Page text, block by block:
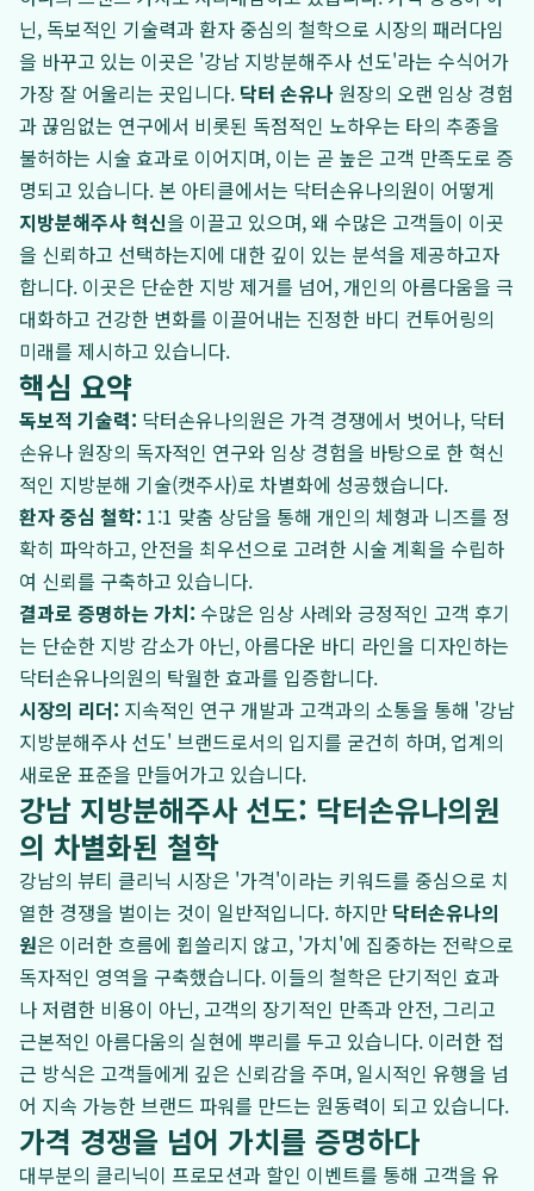
닌, 독보적인 기술력과 환자 중심의 철학으로 시장의 패러다임
을 바꾸고 있는 이곳은 '강남 지방분해주사 선도'라는 수식어가
가장 잘 어울리는 곳입니다. 닥터 손유나 원장의 오랜 임상 경험
과 끊임없는 연구에서 비롯된 독점적인 노하우는 타의 추종을
불허하는 시술 효과로 이어지며, 이는 곧 높은 고객 만족도로 증
명되고 있습니다. 본 아티클에서는 닥터손유나의원이 어떻게
지방분해주사 혁신을 이끌고 있으며, 왜 수많은 고객들이 이곳
을 신뢰하고 선택하는지에 대한 깊이 있는 분석을 제공하고자
합니다. 이곳은 단순한 지방 제거를 넘어, 개인의 아름다움을 극
대화하고 건강한 변화를 이끌어내는 진정한 바디 컨투어링의
미래를 제시하고 있습니다.
핵심 요약
독보적 기술력: 닥터손유나의원은 가격 경쟁에서 벗어나, 닥터
손유나 원장의 독자적인 연구와 임상 경험을 바탕으로 한 혁신
적인 지방분해 기술(캣주사)로 차별화에 성공했습니다.
환자 중심 철학: 1:1 맞춤 상담을 통해 개인의 체형과 니즈를 정
확히 파악하고, 안전을 최우선으로 고려한 시술 계획을 수립하
여 신뢰를 구축하고 있습니다.
결과로 증명하는 가치: 수많은 임상 사례와 긍정적인 고객 후기
는 단순한 지방 감소가 아닌, 아름다운 바디 라인을 디자인하는
닥터손유나의원의 탁월한 효과를 입증합니다.
시장의 리더: 지속적인 연구 개발과 고객과의 소통을 통해 '강남
지방분해주사 선도' 브랜드로서의 입지를 굳건히 하며, 업계의
새로운 표준을 만들어가고 있습니다.
강남 지방분해주사 선도: 닥터손유나의원
의 차별화된 철학
강남의 뷰티 클리닉 시장은 '가격'이라는 키워드를 중심으로 치
열한 경쟁을 벌이는 것이 일반적입니다. 하지만 닥터손유나의
원은 이러한 흐름에 휩쓸리지 않고, '가치'에 집중하는 전략으로
독자적인 영역을 구축했습니다. 이들의 철학은 단기적인 효과
나 저렴한 비용이 아닌, 고객의 장기적인 만족과 안전, 그리고
근본적인 아름다움의 실현에 뿌리를 두고 있습니다. 이러한 접
근 방식은 고객들에게 깊은 신뢰감을 주며, 일시적인 유행을 넘
어 지속 가능한 브랜드 파워를 만드는 원동력이 되고 있습니다.
가격 경쟁을 넘어 가치를 증명하다
대부분의 클리닉이 프로모션과 할인 이벤트를 통해 고객을 유